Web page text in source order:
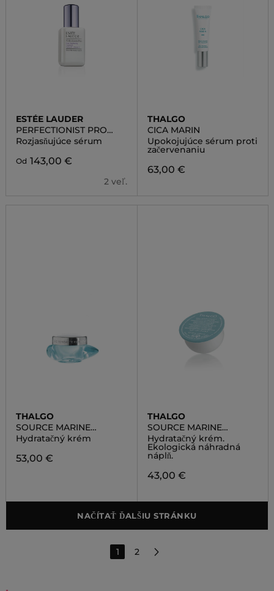
ESTÉE LAUDER
PERFECTIONIST PRO
RAPID BRIGHTENING
TREATMENT
Rozjasňujúce sérum
Od 143,00 €
2 veľ.
THALGO
CICA MARIN
Upokojujúce sérum proti
začervenaniu
63,00 €
THALGO
SOURCE MARINE
HYDRATING MELTING
CREAM
Hydratačný krém
53,00 €
THALGO
SOURCE MARINE
HYDRATING MELTING
CREAM REFILL
Hydratačný krém.
Ekologická náhradná
náplň.
43,00 €
NAČÍTAŤ ĎALŠIU STRÁNKU
1 2